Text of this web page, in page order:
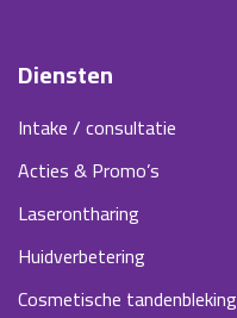
Diensten
Intake / consultatie
Acties & Promo’s
Laserontharing
Huidverbetering
Cosmetische tandenbleking